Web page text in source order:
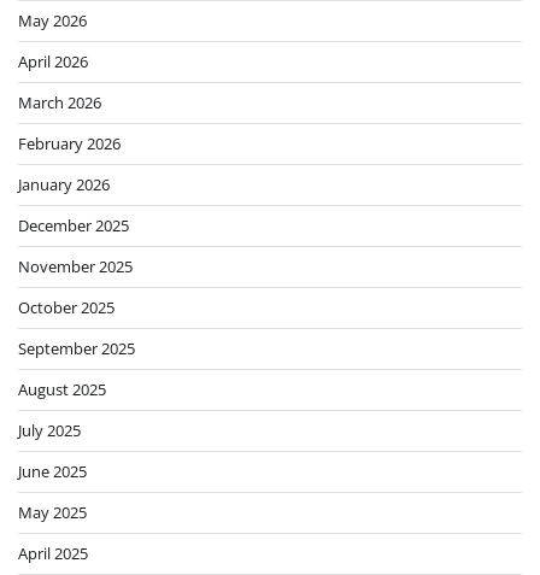
May 2026
April 2026
March 2026
February 2026
January 2026
December 2025
November 2025
October 2025
September 2025
August 2025
July 2025
June 2025
May 2025
April 2025